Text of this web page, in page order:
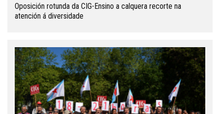
Oposición rotunda da CIG-Ensino a calquera recorte na
atención á diversidade